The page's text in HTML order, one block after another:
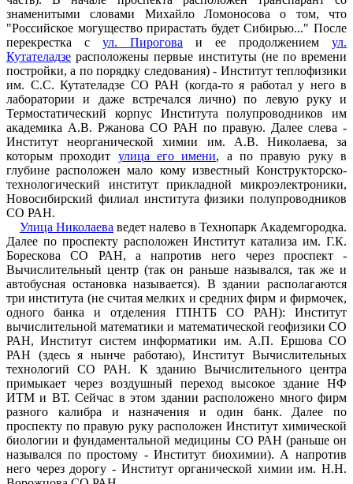
знаменитыми словами Михайло Ломоносова о том, что
"Российское могущество прирастать будет Сибирью..." После
перекрестка с ул. Пирогова и ее продолжением ул.
Кутателадзе расположены первые институты (не по времени
постройки, а по порядку следования) - Институт теплофизики
им. С.С. Кутателадзе СО РАН (когда-то я работал у него в
лаборатории и даже встречался лично) по левую руку и
Термостатический корпус Института полупроводников им
академика А.В. Ржанова СО РАН по правую. Далее слева -
Институт неорганической химии им. А.В. Николаева, за
которым проходит улица его имени, а по правую руку в
глубине расположен мало кому известный Конструкторско-
технологический институт прикладной микроэлектроники,
Новосибирский филиал института физики полупроводников
СО РАН.
Улица Николаева ведет налево в Технопарк Академгородка.
Далее по проспекту расположен Институт катализа им. Г.К.
Борескова СО РАН, а напротив него через проспект -
Вычислительный центр (так он раньше назывался, так же и
автобусная остановка называется). В здании располагаются
три института (не считая мелких и средних фирм и фирмочек,
одного банка и отделения ГПНТБ СО РАН): Институт
вычислительной математики и математической геофизики СО
РАН, Институт систем информатики им. А.П. Ершова СО
РАН (здесь я нынче работаю), Институт Вычислительных
технологий СО РАН. К зданию Вычислительного центра
примыкает через воздушный переход высокое здание НФ
ИТМ и ВТ. Сейчас в этом здании расположено много фирм
разного калибра и назначения и один банк. Далее по
проспекту по правую руку расположен Институт химической
биологии и фундаментальной медицины СО РАН (раньше он
назывался по простому - Институт биохимии). А напротив
него через дорогу - Институт органической химии им. Н.Н.